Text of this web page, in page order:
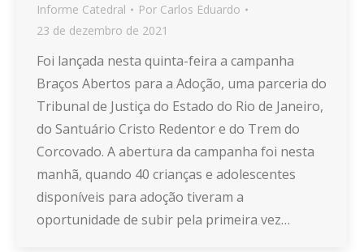
Informe Catedral Por Carlos Eduardo
23 de dezembro de 2021
Foi lançada nesta quinta-feira a campanha
Braços Abertos para a Adoção, uma parceria do
Tribunal de Justiça do Estado do Rio de Janeiro,
do Santuário Cristo Redentor e do Trem do
Corcovado. A abertura da campanha foi nesta
manhã, quando 40 crianças e adolescentes
disponíveis para adoção tiveram a
oportunidade de subir pela primeira vez…